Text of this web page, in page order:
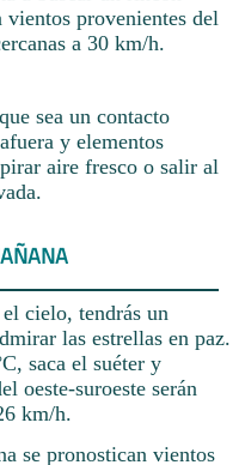
provenientes del
a 30 km/h.
sea un contacto
y elementos
aire fresco o salir al
cielo, tendrás un
las estrellas en paz.
saca el suéter y
oeste-suroeste serán
km/h.
se pronostican vientos